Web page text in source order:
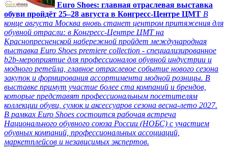
Euro Shoes: главная отраслевая выставка
обуви пройдёт 25–28 августа в Конгресс‑Центре ЦМТ В
конце августа Москва вновь станет центром притяжения для
обувной отрасли: в Конгресс-Центре ЦМТ на
Краснопресненской набережной пройдет международная
выставка Euro Shoes premiere collection - специализированное
b2b-мероприятие для профессионалов обувной индустрии и
модного ретейла, главное отраслевое событие нового сезона
закупок и формирования ассортимента модной розницы. В
выставке примут участие более ста компаний и брендов,
которые представят профессиональным посетителям
коллекции обуви, сумок и аксессуаров сезона весна-лето 2027.
В рамках Euro Shoes состоится рабочая встреча
Национального обувного союза России (НОБС) с участием
обувных компаний, профессиональных ассоциаций,
маркетплейсов и независимых экспертов.